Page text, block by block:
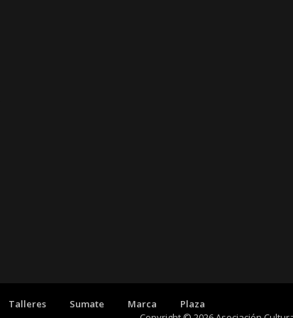
Talleres Sumate Marca
Plaza